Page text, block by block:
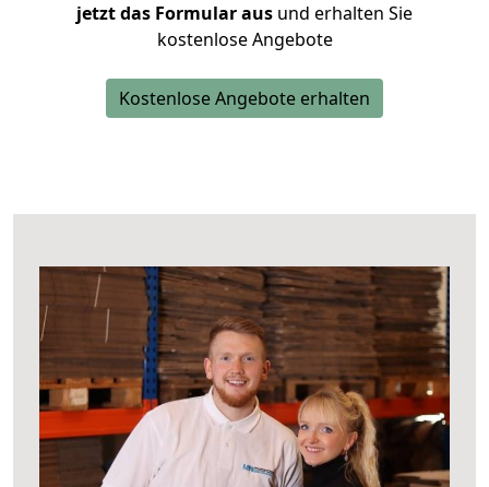
jetzt das Formular aus und erhalten Sie
kostenlose Angebote
Kostenlose Angebote erhalten